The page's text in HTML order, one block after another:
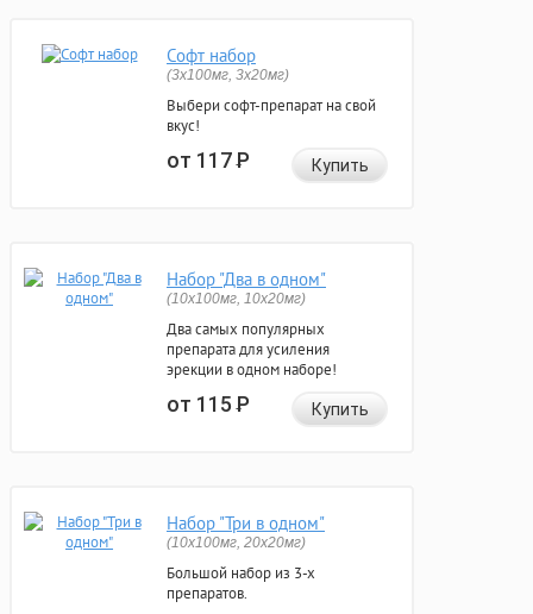
Софт набор
(3x100мг, 3x20мг)
Выбери софт-препарат на свой
вкус!
от 117Р Купить
Набор "Два в одном"
(10x100мг, 10x20мг)
Два самых популярных
препарата для усиления
эрекции в одном наборе!
от 115Р Купить
Набор "Три в одном"
(10x100мг, 20x20мг)
Большой набор из 3-х
препаратов.